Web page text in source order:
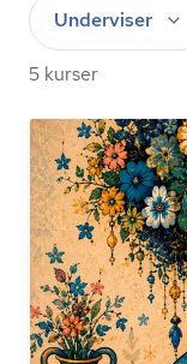
Underviser
5 kurser